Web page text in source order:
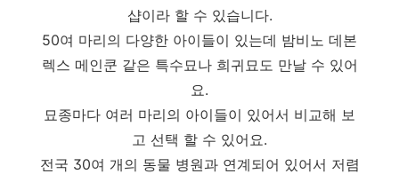
샵이라 할 수 있습니다.
50여 마리의 다양한 아이들이 있는데 밤비노 데본
렉스 메인쿤 같은 특수묘나 희귀묘도 만날 수 있어
요.
묘종마다 여러 마리의 아이들이 있어서 비교해 보
고 선택 할 수 있어요.
전국 30여 개의 동물 병원과 연계되어 있어서 저렴